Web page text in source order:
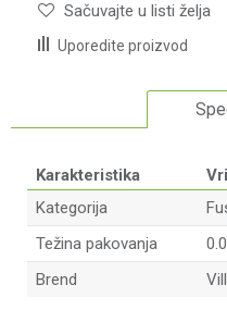
Sačuvajte u listi želja
Uporedite proizvod
Karakteristika
Kategorija
Težina pakovanja
Brend